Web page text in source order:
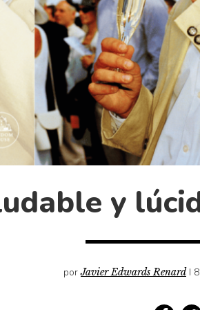
y
porJavier Edwards Renard I